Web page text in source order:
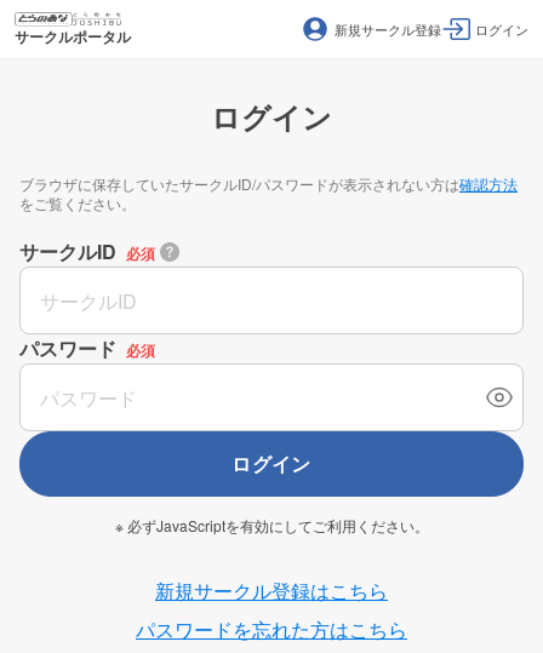
サークルポータル 新規サークル登録 ログイン
ログイン
ブラウザに保存していたサークルID/パスワードが表示されない方は確認方法
をご覧ください。
サークルID 必須
パスワード 必須
ログイン
※ 必ずJavaScriptを有効にしてご利用ください。
新規サークル登録はこちら
パスワードを忘れた方はこちら